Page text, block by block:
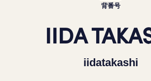
背番号
IIDA
iidatakashi